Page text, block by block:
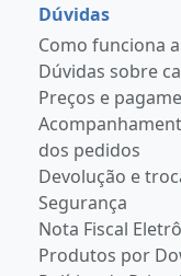
Dúvidas
Como funciona
Dúvidas sobre
Preços e
dos pedidos
Devolução e
Segurança
Nota Fiscal
Produtos por